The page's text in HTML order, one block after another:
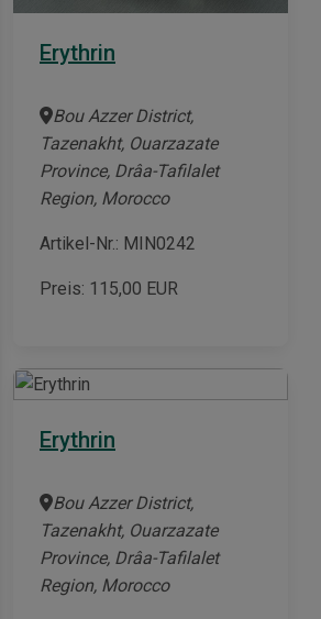
Erythrin
Bou Azzer District,
Tazenakht, Ouarzazate
Province, Drâa-Tafilalet
Region, Morocco
Artikel-Nr.: MIN0242
Preis: 115,00 EUR
Erythrin
Bou Azzer District,
Tazenakht, Ouarzazate
Province, Drâa-Tafilalet
Region, Morocco